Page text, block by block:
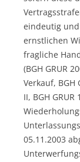
eindeutig
ernstlichen
fragliche
(BGH GRUR
Verkauf, BGH
II, BGH
05.11.2003